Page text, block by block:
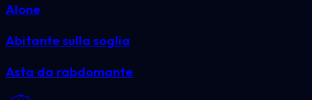
Alone
Abitante sulla soglia
Asta da rabdomante